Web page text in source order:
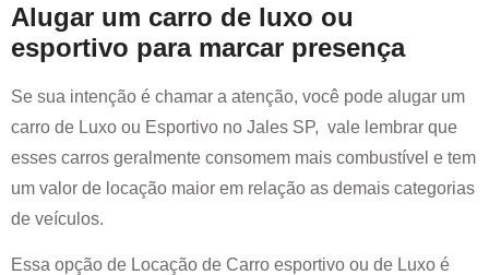
Alugar um carro de luxo ou
esportivo para marcar presença
Se sua intenção é chamar a atenção, você pode alugar um
carro de Luxo ou Esportivo no Jales SP, vale lembrar que
esses carros geralmente consomem mais combustível e tem
um valor de locação maior em relação as demais categorias
de veículos.
Essa opção de Locação de Carro esportivo ou de Luxo é